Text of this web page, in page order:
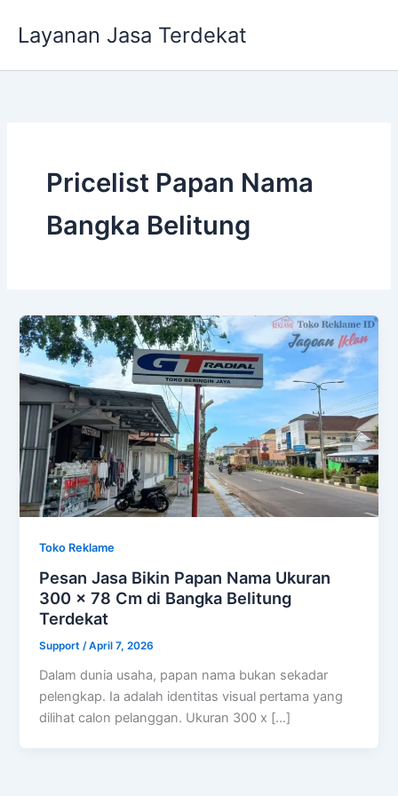
Layanan Jasa Terdekat
Pricelist Papan Nama
Bangka Belitung
Toko Reklame
Pesan Jasa Bikin Papan Nama Ukuran
300 x 78 Cm di Bangka Belitung
Terdekat
Support/April 7, 2026
Dalam dunia usaha, papan nama bukan sekadar
pelengkap. Ia adalah identitas visual pertama yang
dilihat calon pelanggan. Ukuran 300 x […]